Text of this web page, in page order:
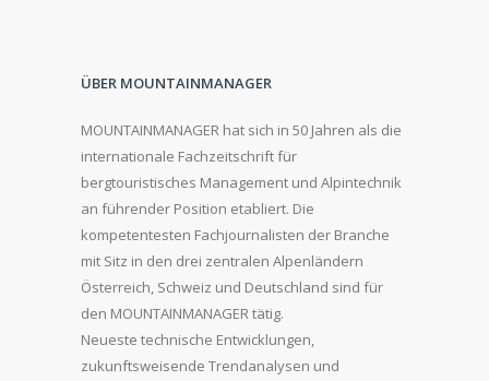
ÜBER MOUNTAINMANAGER
MOUNTAINMANAGER hat sich in 50 Jahren als die
internationale Fachzeitschrift für
bergtouristisches Management und Alpintechnik
an führender Position etabliert. Die
kompetentesten Fachjournalisten der Branche
mit Sitz in den drei zentralen Alpenländern
Österreich, Schweiz und Deutschland sind für
den MOUNTAINMANAGER tätig.
Neueste technische Entwicklungen,
zukunftsweisende Trendanalysen und